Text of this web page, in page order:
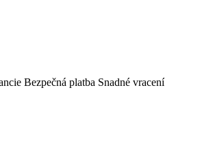
Bezpečná platba Snadné vracení